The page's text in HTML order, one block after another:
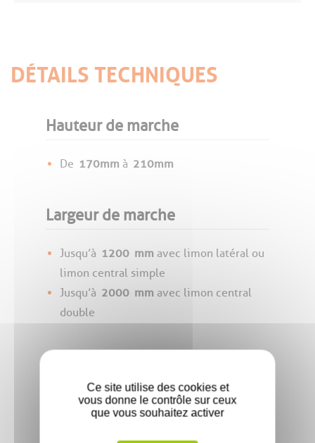
DÉTAILS TECHNIQUES
Hauteur de marche
De 170mm à 210mm
Largeur de marche
Jusqu’à 1200 mm avec limon latéral ou
limon central simple
Jusqu’à 2000 mm avec limon central
double
210mmà270mm
Ce site utilise des cookies et
vous donne le contrôle sur ceux
que vous souhaitez activer